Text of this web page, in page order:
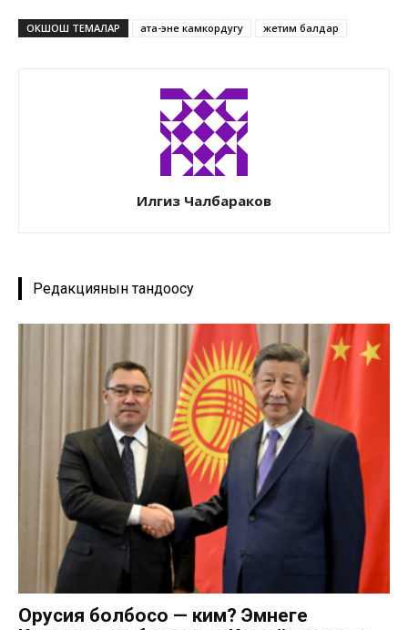
ОКШОШ ТЕМАЛАР ата-эне камкордугу жетим балдар
Илгиз Чалбараков
Редакциянын тандоосу
Орусия болбосо — ким? Эмнеге